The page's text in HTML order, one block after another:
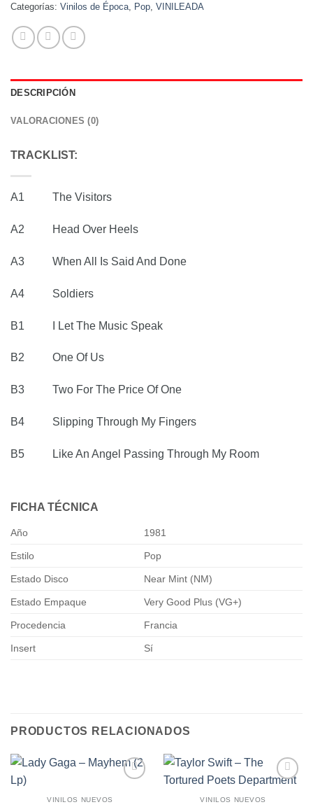
Categorías: Vinilos de Época Pop VINILEADA
DESCRIPCIÓN
VALORACIONES (0)
TRACKLIST:
A1 The Visitors
A2 Head Over Heels
A3 When All Is Said And Done
A4 Soldiers
B1 I Let The Music Speak
B2 One Of Us
B3 Two For The Price Of One
B4 Slipping Through My Fingers
B5 Like An Angel Passing Through My Room
FICHA TÉCNICA
Año 1981
Estilo Pop
Estado Disco Near Mint (NM)
Estado Empaque Very Good Plus (VG+)
Procedencia Francia
Insert Sí
PRODUCTOS RELACIONADOS
VINILOS NUEVOS VINILOS NUEVOS